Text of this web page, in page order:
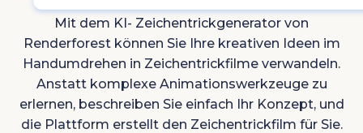
Mit dem KI- Zeichentrickgenerator von
Renderforest können Sie Ihre kreativen Ideen im
Handumdrehen in Zeichentrickfilme verwandeln.
Anstatt komplexe Animationswerkzeuge zu
erlernen, beschreiben Sie einfach Ihr Konzept, und
die Plattform erstellt den Zeichentrickfilm für Sie.